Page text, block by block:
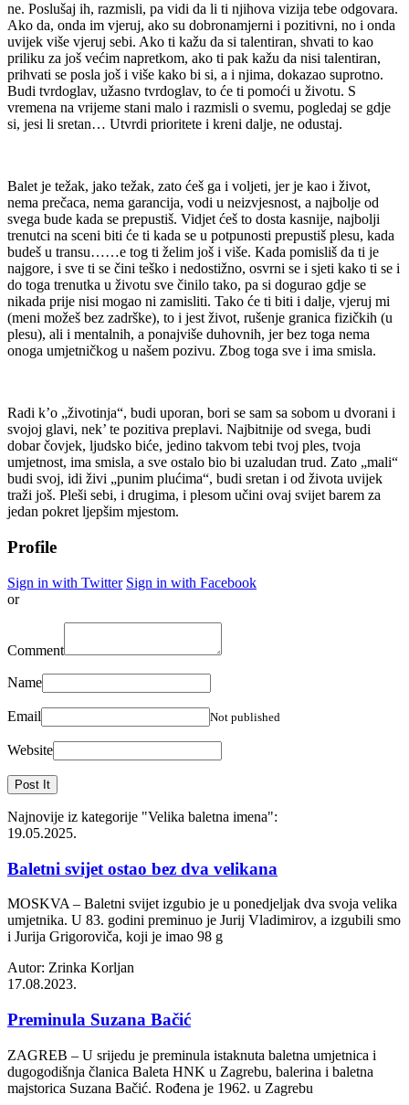
ne. Poslušaj ih, razmisli, pa vidi da li ti njihova vizija tebe odgovara.
Ako da, onda im vjeruj, ako su dobronamjerni i pozitivni, no i onda
uvijek više vjeruj sebi. Ako ti kažu da si talentiran, shvati to kao
priliku za još većim napretkom, ako ti pak kažu da nisi talentiran,
prihvati se posla još i više kako bi si, a i njima, dokazao suprotno.
Budi tvrdoglav, užasno tvrdoglav, to će ti pomoći u životu. S
vremena na vrijeme stani malo i razmisli o svemu, pogledaj se gdje
si, jesi li sretan… Utvrdi prioritete i kreni dalje, ne odustaj.
Balet je težak, jako težak, zato ćeš ga i voljeti, jer je kao i život,
nema prečaca, nema garancija, vodi u neizvjesnost, a najbolje od
svega bude kada se prepustiš. Vidjet ćeš to dosta kasnije, najbolji
trenutci na sceni biti će ti kada se u potpunosti prepustiš plesu, kada
budeš u transu……e tog ti želim još i više. Kada pomisliš da ti je
najgore, i sve ti se čini teško i nedostižno, osvrni se i sjeti kako ti se i
do toga trenutka u životu sve činilo tako, pa si dogurao gdje se
nikada prije nisi mogao ni zamisliti. Tako će ti biti i dalje, vjeruj mi
(meni možeš bez zadrške), to i jest život, rušenje granica fizičkih (u
plesu), ali i mentalnih, a ponajviše duhovnih, jer bez toga nema
onoga umjetničkog u našem pozivu. Zbog toga sve i ima smisla.
Radi k’o „životinja“, budi uporan, bori se sam sa sobom u dvorani i
svojoj glavi, nek’ te pozitiva preplavi. Najbitnije od svega, budi
dobar čovjek, ljudsko biće, jedino takvom tebi tvoj ples, tvoja
umjetnost, ima smisla, a sve ostalo bio bi uzaludan trud. Zato „mali“
budi svoj, idi živi „punim plućima“, budi sretan i od života uvijek
traži još. Pleši sebi, i drugima, i plesom učini ovaj svijet barem za
jedan pokret ljepšim mjestom.
Profile
Sign in with Twitter Sign in with Facebook
or
Comment
Name
Email Not published
Website
Najnovije iz kategorije "Velika baletna imena":
19.05.2025.
Baletni svijet ostao bez dva velikana
MOSKVA – Baletni svijet izgubio je u ponedjeljak dva svoja velika
umjetnika. U 83. godini preminuo je Jurij Vladimirov, a izgubili smo
i Jurija Grigoroviča, koji je imao 98 g
Autor: Zrinka Korljan
17.08.2023.
Preminula Suzana Bačić
ZAGREB – U srijedu je preminula istaknuta baletna umjetnica i
dugogodišnja članica Baleta HNK u Zagrebu, balerina i baletna
majstorica Suzana Bačić. Rođena je 1962. u Zagrebu